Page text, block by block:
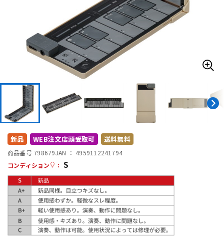
エフェクター
DJ機器
レコーディング機器
楽器アクセサリ
中古
新品 WEB注文店頭受取可 送料無料
商品番号 798679JAN ： 4959112241794
コンディション
： S